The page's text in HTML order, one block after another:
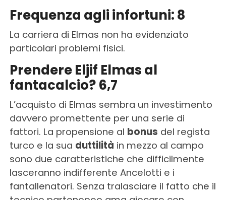
Frequenza agli infortuni: 8
La carriera di Elmas non ha evidenziato
particolari problemi fisici.
Prendere Eljif Elmas al
fantacalcio? 6,7
L’acquisto di Elmas sembra un investimento
davvero promettente per una serie di
fattori. La propensione al bonus del regista
turco e la sua duttilità in mezzo al campo
sono due caratteristiche che difficilmente
lasceranno indifferente Ancelotti e i
fantallenatori. Senza tralasciare il fatto che il